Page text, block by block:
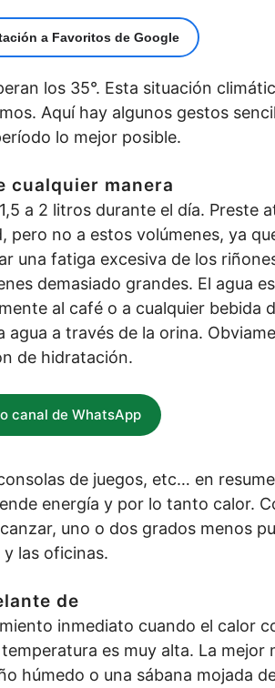
a Favoritos de Google
los 35°. Esta situación
Aquí hay algunos gestos
lo mejor posible.
cualquier manera
a 2 litros durante el día. Preste
no a estos volúmenes, ya
una fatiga excesiva de los
demasiado grandes. El agua es
al café o a cualquier bebida
agua a través de la orina.
de hidratación.
canal de WhatsApp
de juegos, etc… en
energía y por lo tanto calor.
uno o dos grados menos
las oficinas.
de
inmediato cuando el calor
es muy alta. La mejor
húmedo o una sábana mojada